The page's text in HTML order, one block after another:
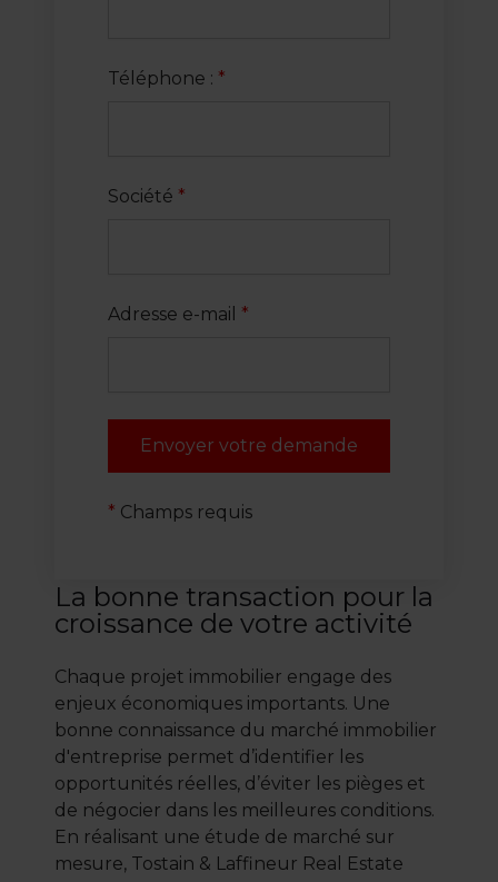
Téléphone : *
Société *
Adresse e-mail *
* Champs requis
La bonne transaction pour la
croissance de votre activité
Chaque projet immobilier engage des
enjeux économiques importants. Une
bonne connaissance du marché immobilier
d'entreprise permet d’identifier les
opportunités réelles, d’éviter les pièges et
de négocier dans les meilleures conditions.
En réalisant une étude de marché sur
mesure, Tostain & Laffineur Real Estate